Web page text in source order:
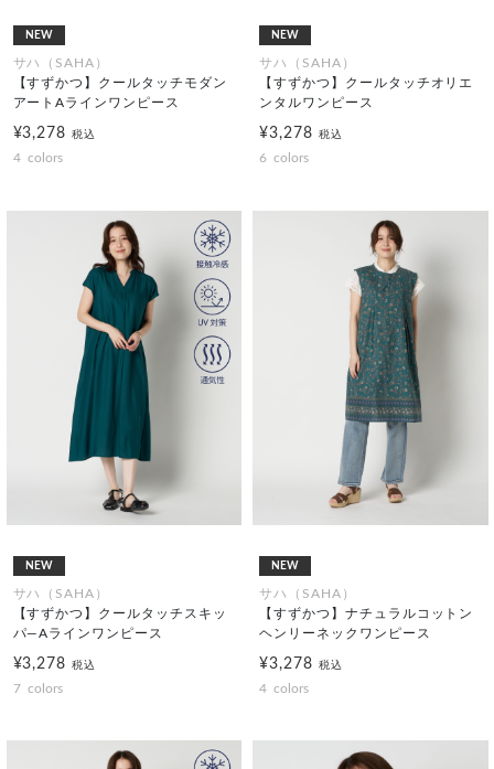
NEW
サハ（SAHA）
【すずかつ】クールタッチモダン
アートAラインワンピース
¥3,278税込
4 colors
NEW
サハ（SAHA）
【すずかつ】クールタッチオリエ
ンタルワンピース
¥3,278 税込
6 colors
NEW
サハ（SAHA）
【すずかつ】クールタッチスキッ
パ―Aラインワンピース
¥3,278税込
7 colors
NEW
サハ（SAHA）
【すずかつ】ナチュラルコットン
ヘンリーネックワンピース
¥3,278 税込
4 colors